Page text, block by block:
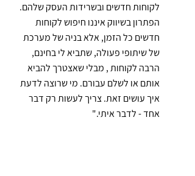
לקוחות חדשים ובשרידות העסק שלהם.
הפתרון בשיווק איננו חיפוש לקוחות
חדשים כל הזמן, אלא בניה של מערכת
של שיתופי פעולה, שתביא לי בחינם,
הרבה לקוחות , מבלי שאצטרך להביא
אותם או לשלם עבורם. מי שרוצה לדעת
איך עושים זאת. צריך לעשות רק דבר
אחד - לדבר איתי."